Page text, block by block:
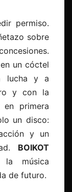
permiso.
sobre
un cóctel
lucha y a
y con la
en primera
un disco:
y un
BOIKOT
la música
de futuro.